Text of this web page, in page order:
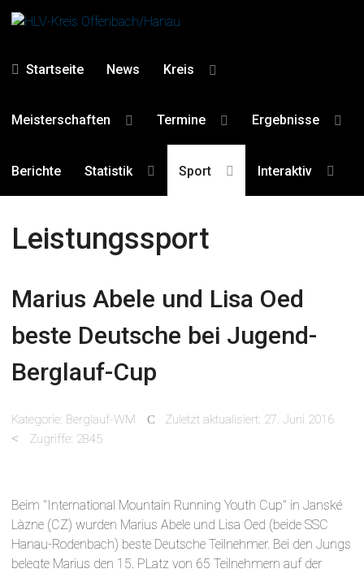
Startseite News Kreis
Meisterschaften Termine Ergebnisse
Berichte Statistik Sport Interaktiv
Leistungssport
Marius Abele und Lisa Oed
beste Deutsche bei Jugend-
Berglauf-Cup
Kategorie: Berglauf-WM
Zuletzt aktualisiert: 27. Juni 2016
Zugriffe: 2845
Beim "International Mountain Running Youth Cup" in Janské
Làzne (CZ) wurden Marius Abele und Lisa Oed (beide SSC
Hanau-Rodenbach) beste Deutsche Teilnehmer. Bei den Jungs
belegte Marius den 15. PLatz von 65 Teilnehmern auf der